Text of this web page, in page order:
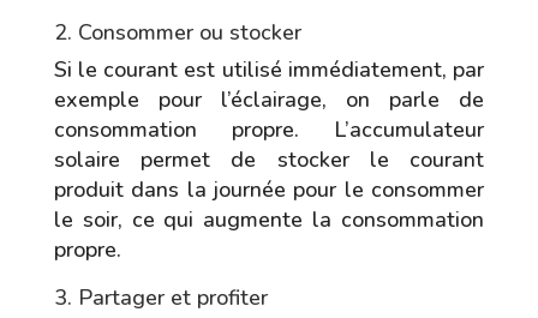
2. Consommer ou stocker
Si le courant est utilisé immédiatement, par
exemple pour l’éclairage, on parle de
consommation propre. L’accumulateur
solaire permet de stocker le courant
produit dans la journée pour le consommer
le soir, ce qui augmente la consommation
propre.
3. Partager et profiter